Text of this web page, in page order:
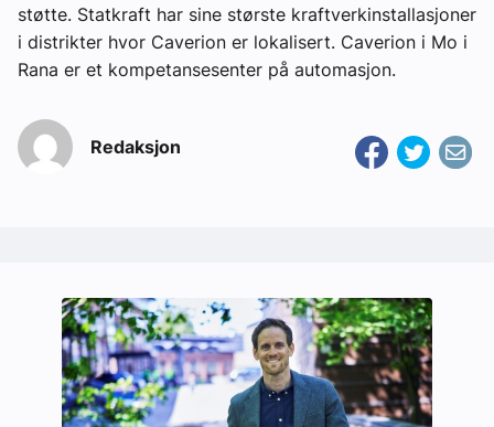
støtte. Statkraft har sine største kraftverkinstallasjoner
i distrikter hvor Caverion er lokalisert. Caverion i Mo i
Rana er et kompetansesenter på automasjon.
Redaksjon